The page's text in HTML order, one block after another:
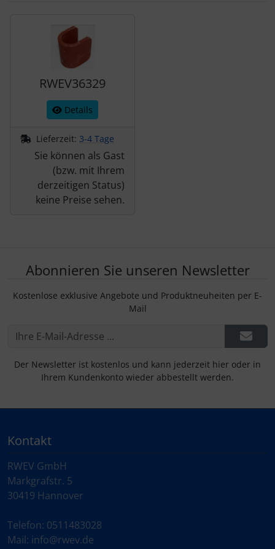
RWEV36329
Details
Lieferzeit: 3-4 Tage
Sie können als Gast
(bzw. mit Ihrem
derzeitigen Status)
keine Preise sehen.
Abonnieren Sie unseren Newsletter
Kostenlose exklusive Angebote und Produktneuheiten per E-
Mail
Der Newsletter ist kostenlos und kann jederzeit hier oder in
Ihrem Kundenkonto wieder abbestellt werden.
Kontakt
RWEV GmbH
Markgrafstr. 5
30419 Hannover
Telefon: 0511483028
Mail: info@rwev.de